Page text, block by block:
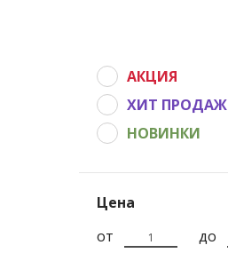
АКЦИЯ
ХИТ ПРОДАЖ
НОВИНКИ
Цена
от
до